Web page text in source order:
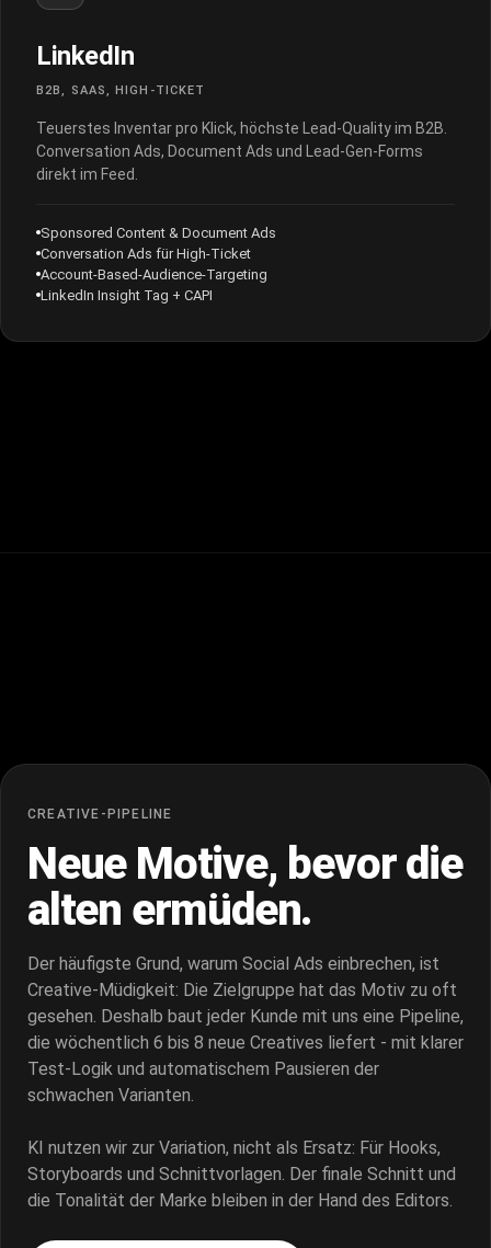
LinkedIn
B2B, SAAS, HIGH-TICKET
Teuerstes Inventar pro Klick, höchste Lead-Quality im B2B.
Conversation Ads, Document Ads und Lead-Gen-Forms
direkt im Feed.
Sponsored Content & Document Ads
Conversation Ads für High-Ticket
Account-Based-Audience-Targeting
LinkedIn Insight Tag + CAPI
CREATIVE-PIPELINE
Neue Motive, bevor die
alten ermüden.
Der häufigste Grund, warum Social Ads einbrechen, ist
Creative-Müdigkeit: Die Zielgruppe hat das Motiv zu oft
gesehen. Deshalb baut jeder Kunde mit uns eine Pipeline,
die wöchentlich 6 bis 8 neue Creatives liefert - mit klarer
Test-Logik und automatischem Pausieren der
schwachen Varianten.
KI nutzen wir zur Variation, nicht als Ersatz: Für Hooks,
Storyboards und Schnittvorlagen. Der finale Schnitt und
die Tonalität der Marke bleiben in der Hand des Editors.